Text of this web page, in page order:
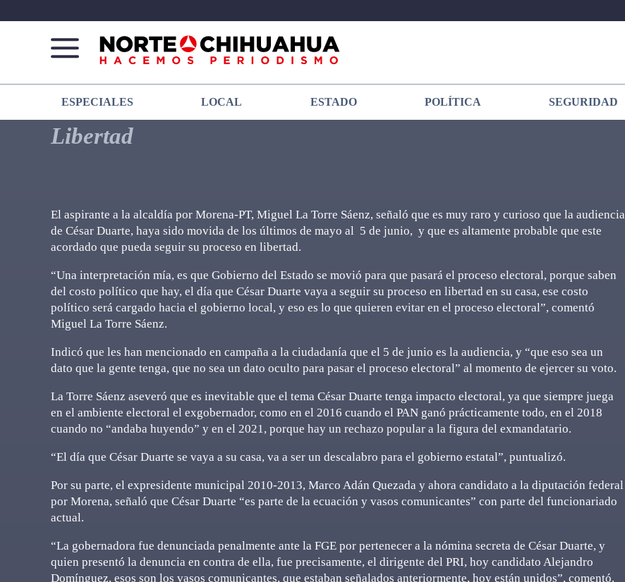
Norte
De
Chihuahua
Más
que
noticias,
hacemos periodismo
ESPECIALES LOCAL ESTADO POLÍTICA SEGURIDAD
Libertad
El aspirante a la alcaldía por Morena-PT, Miguel La Torre Sáenz, señaló que es muy raro y curioso que la audiencia
de César Duarte, haya sido movida de los últimos de mayo al 5 de junio, y que es altamente probable que este
acordado que pueda seguir su proceso en libertad.
“Una interpretación mía, es que Gobierno del Estado se movió para que pasará el proceso electoral, porque saben
del costo político que hay, el día que César Duarte vaya a seguir su proceso en libertad en su casa, ese costo
político será cargado hacia el gobierno local, y eso es lo que quieren evitar en el proceso electoral”, comentó
Miguel La Torre Sáenz.
Indicó que les han mencionado en campaña a la ciudadanía que el 5 de junio es la audiencia, y “que eso sea un
dato que la gente tenga, que no sea un dato oculto para pasar el proceso electoral” al momento de ejercer su voto.
La Torre Sáenz aseveró que es inevitable que el tema César Duarte tenga impacto electoral, ya que siempre juega
en el ambiente electoral el exgobernador, como en el 2016 cuando el PAN ganó prácticamente todo, en el 2018
cuando no “andaba huyendo” y en el 2021, porque hay un rechazo popular a la figura del exmandatario.
“El día que César Duarte se vaya a su casa, va a ser un descalabro para el gobierno estatal”, puntualizó.
Por su parte, el expresidente municipal 2010-2013, Marco Adán Quezada y ahora candidato a la diputación federal
por Morena, señaló que César Duarte “es parte de la ecuación y vasos comunicantes” con parte del funcionariado
actual.
“La gobernadora fue denunciada penalmente ante la FGE por pertenecer a la nómina secreta de César Duarte, y
quien presentó la denuncia en contra de ella, fue precisamente, el dirigente del PRI, hoy candidato Alejandro
Domínguez, esos son los vasos comunicantes, que estaban señalados anteriormente, hoy están unidos”, comentó.